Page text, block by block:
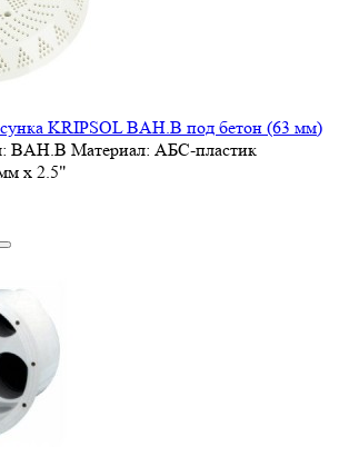
KRIPSOL BAH.B под бетон (63 мм)
BAH.B Материал: АБС-пластик
x 2.5"